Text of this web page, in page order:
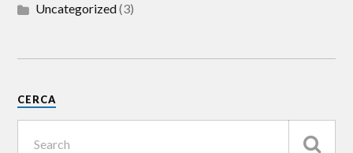
Uncategorized(3)
CERCA